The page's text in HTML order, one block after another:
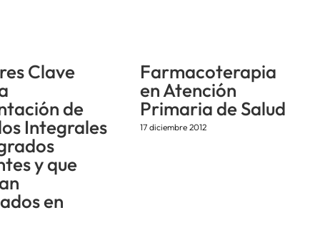
Clave
de
Integrales
y que
en
Farmacoterapia
en Atención
Primaria de Salud
17 diciembre 2012